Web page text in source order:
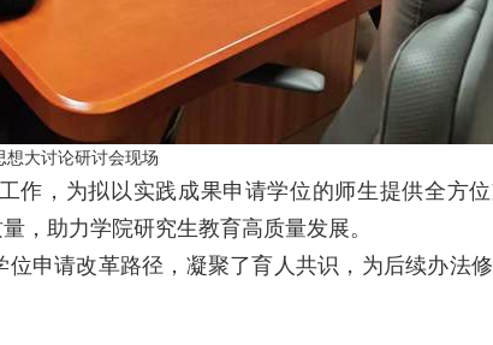
想大讨论研讨会现场
作，为拟以实践成果申请学位的师生提供全方
，助力学院研究生教育高质量发展。
申请改革路径，凝聚了育人共识，为后续办法修